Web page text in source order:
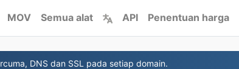
MOV Semua alat API Penentuan harga
DNS dan SSL pada setiap domain.